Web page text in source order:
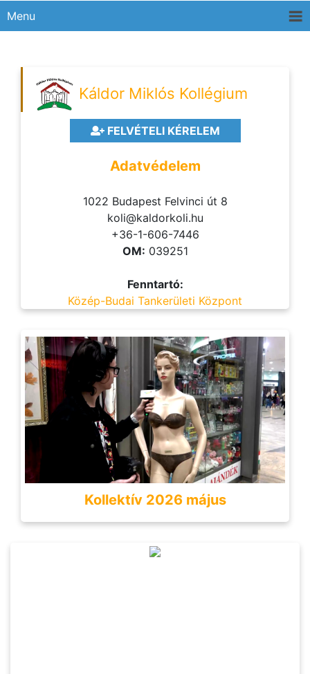
Menu
Káldor Miklós Kollégium
FELVÉTELI KÉRELEM
Adatvédelem
1022 Budapest Felvinci út 8
koli@kaldorkoli.hu
+36-1-606-7446
OM: 039251
Fenntartó:
Közép-Budai Tankerületi Központ
Kollektív 2026 május